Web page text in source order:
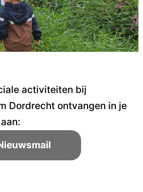
activiteiten bij
Dordrecht ontvangen in je